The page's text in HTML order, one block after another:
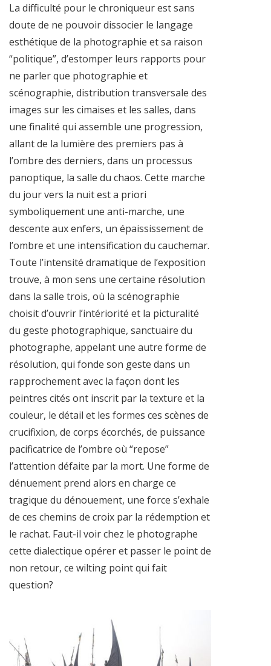
La difficulté pour le chroniqueur est sans
doute de ne pouvoir dissocier le langage
esthétique de la photographie et sa raison
“politique”, d’estomper leurs rapports pour
ne parler que photographie et
scénographie, distribution transversale des
images sur les cimaises et les salles, dans
une finalité qui assemble une progression,
allant de la lumière des premiers pas à
l’ombre des derniers, dans un processus
panoptique, la salle du chaos. Cette marche
du jour vers la nuit est a priori
symboliquement une anti-marche, une
descente aux enfers, un épaississement de
l’ombre et une intensification du cauchemar.
Toute l’intensité dramatique de l’exposition
trouve, à mon sens une certaine résolution
dans la salle trois, où la scénographie
choisit d’ouvrir l’intériorité et la picturalité
du geste photographique, sanctuaire du
photographe, appelant une autre forme de
résolution, qui fonde son geste dans un
rapprochement avec la façon dont les
peintres cités ont inscrit par la texture et la
couleur, le détail et les formes ces scènes de
crucifixion, de corps écorchés, de puissance
pacificatrice de l’ombre où “repose”
l’attention défaite par la mort. Une forme de
dénuement prend alors en charge ce
tragique du dénouement, une force s’exhale
de ces chemins de croix par la rédemption et
le rachat. Faut-il voir chez le photographe
cette dialectique opérer et passer le point de
non retour, ce wilting point qui fait
question?